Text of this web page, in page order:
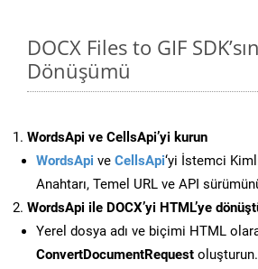
DOCX Files to GIF
Dönüşümü
WordsApi ve CellsApi’yi kurun
WordsApi ve CellsApi‘yi İstemci
Anahtarı, Temel URL ve API
WordsApi ile DOCX’yi HTML’ye
Yerel dosya adı ve biçimi HTML
ConvertDocumentRequest oluşturun.